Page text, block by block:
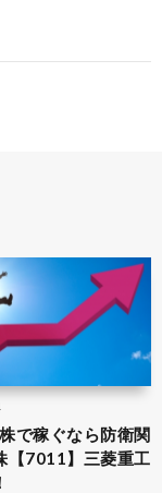
で稼ぐなら防衛関
【7011】三菱重工